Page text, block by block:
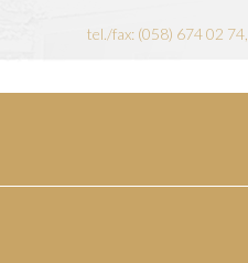
tel./fax: (058) 674 02